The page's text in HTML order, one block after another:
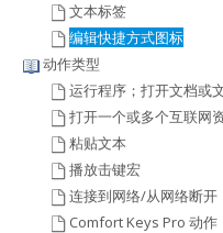
文本标签
编辑快捷方式图标
动作类型
运行程序；打开文档或
打开一个或多个互联网
粘贴文本
播放击键宏
连接到网络/从网络断开
Comfort Keys Pro 动作